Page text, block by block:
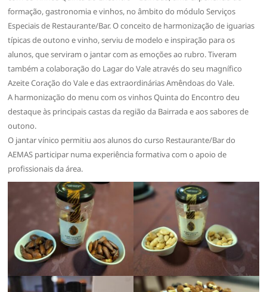
formação, gastronomia e vinhos, no âmbito do módulo Serviços
Especiais de Restaurante/Bar. O conceito de harmonização de iguarias
típicas de outono e vinho, serviu de modelo e inspiração para os
alunos, que serviram o jantar com as emoções ao rubro. Tiveram
também a colaboração do Lagar do Vale através do seu magnífico
Azeite Coração do Vale e das extraordinárias Amêndoas do Vale.
A harmonização do menu com os vinhos Quinta do Encontro deu
destaque às principais castas da região da Bairrada e aos sabores de
outono.
O jantar vínico permitiu aos alunos do curso Restaurante/Bar do
AEMAS participar numa experiência formativa com o apoio de
profissionais da área.